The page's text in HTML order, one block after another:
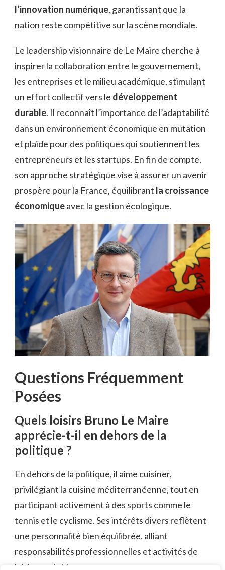
l’innovation numérique, garantissant que la
nation reste compétitive sur la scène mondiale.
Le leadership visionnaire de Le Maire cherche à
inspirer la collaboration entre le gouvernement,
les entreprises et le milieu académique, stimulant
un effort collectif vers le développement
durable. Il reconnaît l’importance de l’adaptabilité
dans un environnement économique en mutation
et plaide pour des politiques qui soutiennent les
entrepreneurs et les startups. En fin de compte,
son approche stratégique vise à assurer un avenir
prospère pour la France, équilibrant la croissance
économiqueavec la gestion écologique.
Questions Fréquemment
Posées
Quels loisirs Bruno Le Maire
apprécie-t-il en dehors de la
politique ?
En dehors de la politique, il aime cuisiner,
privilégiant la cuisine méditerranéenne, tout en
participant activement à des sports comme le
tennis et le cyclisme. Ses intérêts divers reflètent
une personnalité bien équilibrée, alliant
responsabilités professionnelles et activités de
loisirs agréables.